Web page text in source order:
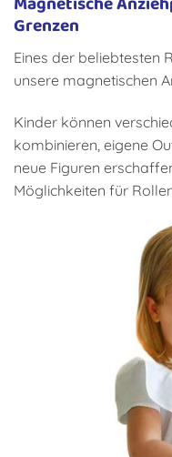
Grenzen
Eines der beliebtesten
unsere magnetischen
Kinder können
kombinieren, eigene
neue Figuren
Möglichkeiten für